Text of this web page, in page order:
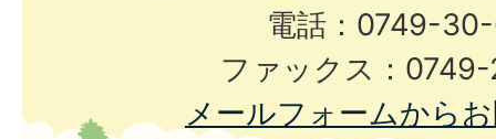
電話：0749-
ファックス：
メールフォームから